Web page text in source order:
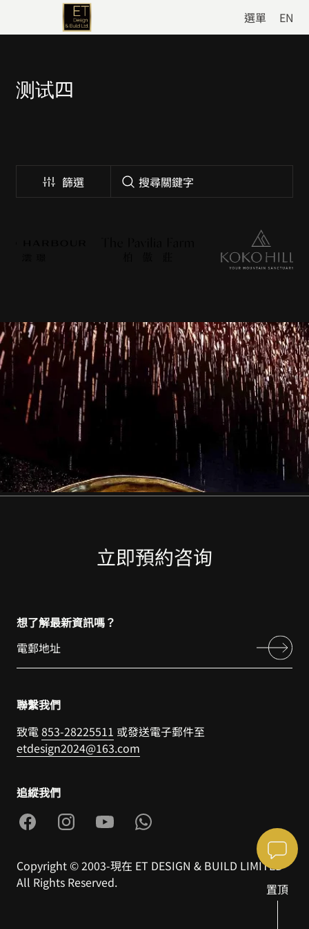
選單 EN
测试四
篩選
立即預約咨询
想了解最新資訊嗎？
聯繫我們
致電853-28225511 或發送電子郵件至
etdesign2024@163.com
追縱我們
Copyright © 2003-現在 ET DESIGN & BUILD LIMITED
All Rights Reserved.
置頂